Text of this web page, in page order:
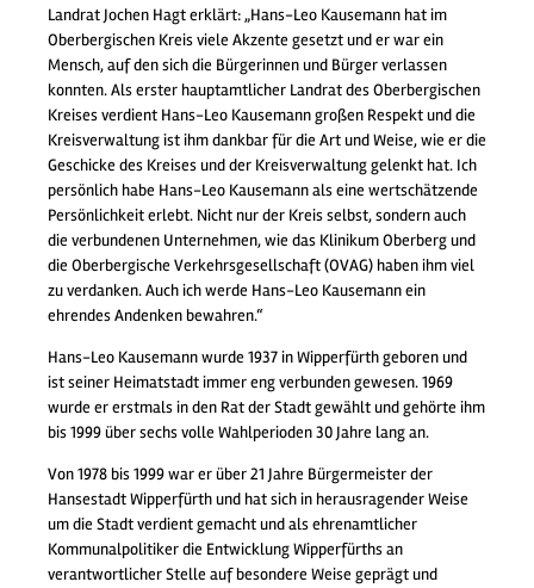
Landrat Jochen Hagt erklärt: „Hans-Leo Kausemann hat im
Oberbergischen Kreis viele Akzente gesetzt und er war ein
Mensch, auf den sich die Bürgerinnen und Bürger verlassen
konnten. Als erster hauptamtlicher Landrat des Oberbergischen
Kreises verdient Hans-Leo Kausemann großen Respekt und die
Kreisverwaltung ist ihm dankbar für die Art und Weise, wie er die
Geschicke des Kreises und der Kreisverwaltung gelenkt hat. Ich
persönlich habe Hans-Leo Kausemann als eine wertschätzende
Persönlichkeit erlebt. Nicht nur der Kreis selbst, sondern auch
die verbundenen Unternehmen, wie das Klinikum Oberberg und
die Oberbergische Verkehrsgesellschaft (OVAG) haben ihm viel
zu verdanken. Auch ich werde Hans-Leo Kausemann ein
ehrendes Andenken bewahren.“
Hans-Leo Kausemann wurde 1937 in Wipperfürth geboren und
ist seiner Heimatstadt immer eng verbunden gewesen. 1969
wurde er erstmals in den Rat der Stadt gewählt und gehörte ihm
bis 1999 über sechs volle Wahlperioden 30 Jahre lang an.
Von 1978 bis 1999 war er über 21 Jahre Bürgermeister der
Hansestadt Wipperfürth und hat sich in herausragender Weise
um die Stadt verdient gemacht und als ehrenamtlicher
Kommunalpolitiker die Entwicklung Wipperfürths an
verantwortlicher Stelle auf besondere Weise geprägt und